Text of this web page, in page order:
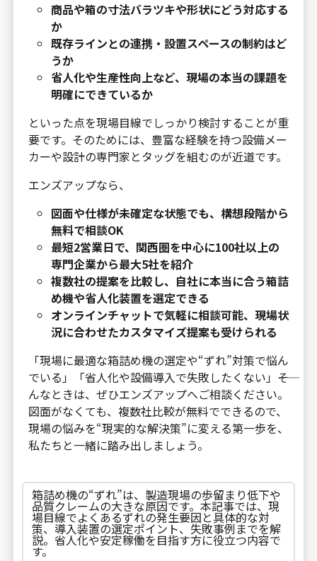
商品や箱の寸法バラツキや形状にどう対応する
か
既存ラインとの連携・設置スペースの制約はど
うか
省人化や生産性向上など、現場の本当の課題を
明確にできているか
といった点を現場目線でしっかり検討することが重
要です。そのためには、豊富な経験を持つ設備メー
カーや設計の専門家とタッグを組むのが近道です。
エンズアップなら、
図面や仕様が未確定な状態でも、構想段階から
無料で相談OK
最短2営業日で、関西圏を中心に100社以上の
専門企業から最大5社を紹介
複数社の提案を比較し、自社に本当に合う箱詰
め機や省人化装置を選定できる
オンラインチャットで気軽に相談可能、現場状
況に合わせたカスタマイズ提案も受けられる
「現場に最適な箱詰め機の選定や“ずれ”対策で悩ん
でいる」「省人化や設備導入で失敗したくない」――そ
んなときは、ぜひエンズアップへご相談ください。
図面がなくても、複数社比較が無料でできるので、
現場の悩みを“現実的な解決策”に変える第一歩を、
私たちと一緒に踏み出しましょう。
箱詰め機の“ずれ”は、製造現場の歩留まり低下や
品質クレームの大きな原因です。本記事では、現
場目線でよくあるずれの発生要因と具体的な対
策、導入装置の選定ポイント、失敗事例までを解
説。省人化や安定稼働を目指す方に役立つ内容で
す。